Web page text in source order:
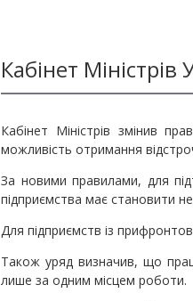
Кабінет
Кабінет Міністрів змінив
можливість отримання
За новими правилами, для
підприємства має становити
Для підприємств із
Також уряд визначив, що
лише за одним місцем роботи.